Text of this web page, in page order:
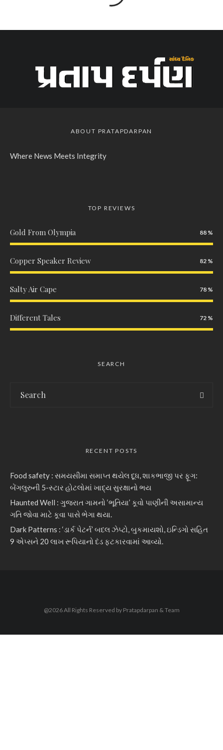
ABOUT PRATAPDARPAN
Where News Meets Integrity
TOP REVIEWS
Gold From Olympia 88
Copper Speaker Review 82
Salty Air Cape 78
Different Tales 72
SEARCH
RECENT POSTS
Food safety : સમયસીમા સમાપ્ત થયેલ દૂધ, શાકભાજી પર ફૂગ:
બેંગલુરુની 5-સ્ટાર હોટલોમાં ખાદ્ય સુરક્ષાનો ભય
Haunted Well : ગુજરાત ગામનો ‘ભૂતિયા’ કૂવો પાણીની અસામાન્ય
ગતિ જોવા માટે કૂવા પાસે ભેગા થયા.
Dark Patterns : ‘ડાર્ક પેટર્ન’ બદલ ઝેપ્ટો, બુકમાયશો, ઇન્ડિગો સહિત
9 એપ્સને 20 લાખ રૂપિયાનો દંડ ફટકારવામાં આવ્યો.
@2026 All Rights Reserved by Pratapdarpan & Team